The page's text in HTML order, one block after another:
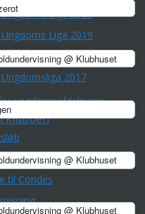
Liga 2020
Liga 2019
2018
2017
ungdomsafdelingen
klubben
til Condes
@ Klubhuset
@ Klubhuset
@ Klubhuset